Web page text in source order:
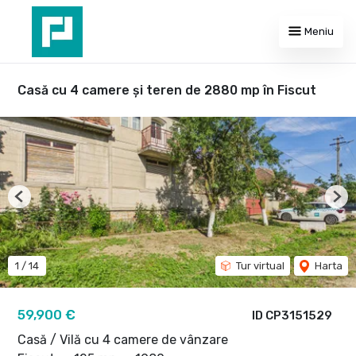
Meniu
Casă cu 4 camere și teren de 2880 mp în Fiscut
ID CP3151529
59,900 €
Casă / Vilă cu 4 camere de vânzare
1 / 14 Tur virtual Harta
Previous